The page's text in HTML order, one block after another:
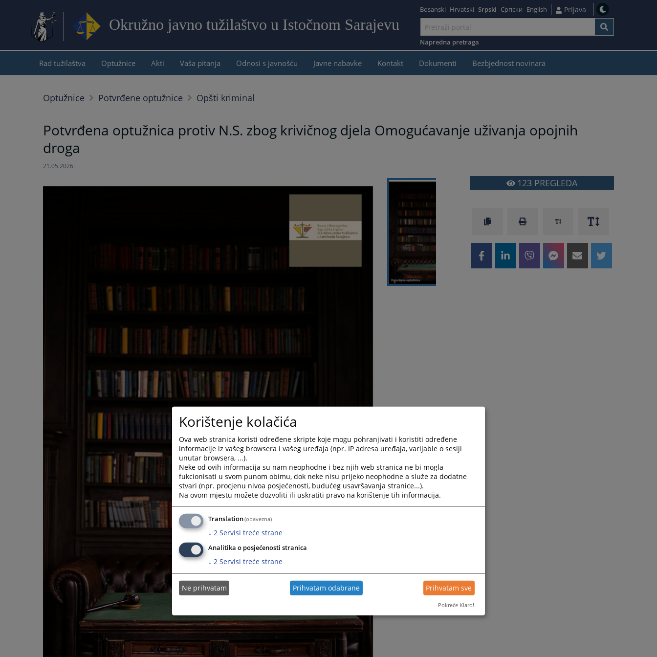
Okružno javno tužilaštvo u Istočnom Sarajevu
sadržaj
Bosanski Hrvatski Srpski Српски English Prijava
Napredna pretraga
Rad tužilaštva Optužnice Akti Vaša pitanja Odnosi s javnošću Javne nabavke Kontakt Dokumenti Bezbjednost novinara
Optužnice Potvrđene optužnice Opšti kriminal
Potvrđena optužnica protiv N.S. zbog krivičnog djela Omogućavanje uživanja opojnih
droga
21.05.2026.
123 PREGLEDA
Korištenje kolačića
Ova web stranica koristi određene skripte koje mogu pohranjivati i koristiti određene
informacije iz vašeg browsera i vašeg uređaja (npr. IP adresa uređaja, varijable o sesiji
unutar browsera, ...).
Neke od ovih informacija su nam neophodne i bez njih web stranica ne bi mogla
fukcionisati u svom punom obimu, dok neke nisu prijeko neophodne a služe za dodatne
stvari (npr. procjenu nivoa posjećenosti, budućeg usavršavanja stranice...).
Na ovom mjestu možete dozvoliti ili uskratiti pravo na korištenje tih informacija.
Translation(obavezna)
↓ 2 Servisi treće strane
Analitika o posjećenosti stranica
↓ 2 Servisi treće strane
Ne prihvatam Prihvatam odabrane Prihvatam sve
Pokreće Klaro!